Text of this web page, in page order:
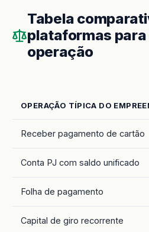
Tabela
plataformas para
operação
OPERAÇÃO TÍPICA DO
Receber pagamento de cartão
Conta PJ com saldo unificado
Folha de pagamento
Capital de giro recorrente